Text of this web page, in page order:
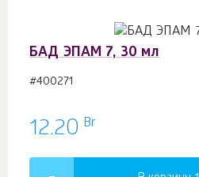
БАД ЭПАМ 7, 30 мл
#400271
12.20 Br